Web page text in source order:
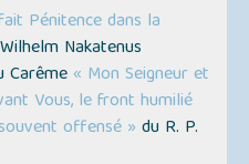
Pénitence dans la
Nakatenus
Carême « Mon Seigneur et
Vous, le front humilié
offensé » du R. P.